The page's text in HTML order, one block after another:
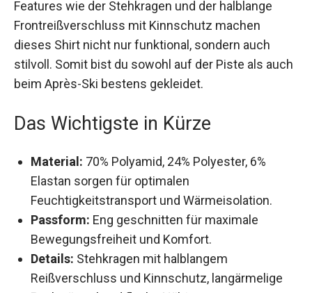
Die schwarze Farbgebung und die durchdachten
Features wie der Stehkragen und der halblange
Frontreißverschluss mit Kinnschutz machen
dieses Shirt nicht nur funktional, sondern auch
stilvoll. Somit bist du sowohl auf der Piste als
Material:70% Polyamid, 24% Polyester, 6%
Elastan sorgen für optimalen
Feuchtigkeitstransport und Wärmeisolation.
Passform:Eng geschnitten für maximale
Bewegungsfreiheit und Komfort.
Details:Stehkragen mit halblangem